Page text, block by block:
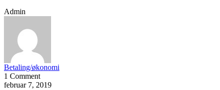
Admin
Betaling/økonomi
1 Comment
februar 7, 2019